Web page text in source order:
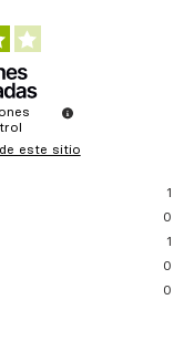
este sitio
1
0
1
0
0